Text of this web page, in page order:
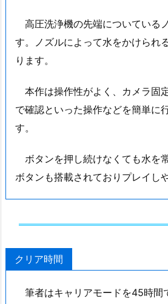
高圧洗浄機の先端についている
す。ノズルによって水をかけられ
ります。
本作は操作性がよく、カメラ固
で確認といった操作などを簡単に
す。
ボタンを押し続けなくても水を
ボタンも搭載されておりプレイし
クリア時間
筆者はキャリアモードを45時間